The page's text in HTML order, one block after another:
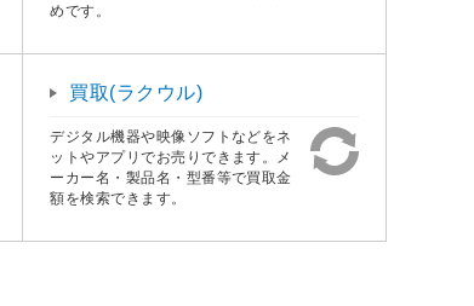
めです。
買取(ラクウル)
デジタル機器や映像ソフトなどをネ
ットやアプリでお売りできます。メ
ーカー名・製品名・型番等で買取金
額を検索できます。